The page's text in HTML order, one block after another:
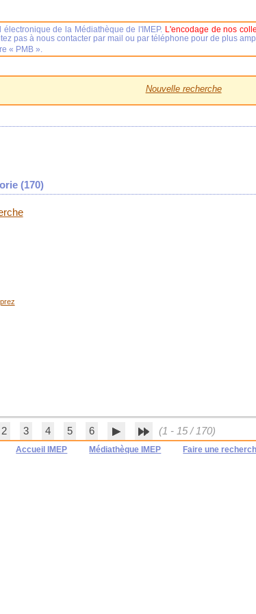
Nouvelle recherche
(170)
2 3 4 5 6 (1 - 15 / 170)
Accueil IMEP Médiathèque IMEP Faire une
de la Médiathèque de l'IMEP. L'encodage de nos
pas à nous contacter par mail ou par téléphone pour de plus
« PMB ».